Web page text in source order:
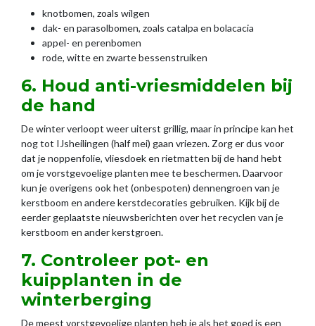
knotbomen, zoals wilgen
dak- en parasolbomen, zoals catalpa en bolacacia
appel- en perenbomen
rode, witte en zwarte bessenstruiken
6. Houd anti-vriesmiddelen bij
de hand
De winter verloopt weer uiterst grillig, maar in principe kan het
nog tot IJsheilingen (half mei) gaan vriezen. Zorg er dus voor
dat je noppenfolie, vliesdoek en rietmatten bij de hand hebt
om je vorstgevoelige planten mee te beschermen. Daarvoor
kun je overigens ook het (onbespoten) dennengroen van je
kerstboom en andere kerstdecoraties gebruiken. Kijk bij de
eerder geplaatste nieuwsberichten over het recyclen van je
kerstboom en ander kerstgroen.
7. Controleer pot- en
kuipplanten in de
winterberging
De meest vorstgevoelige planten heb je als het goed is een